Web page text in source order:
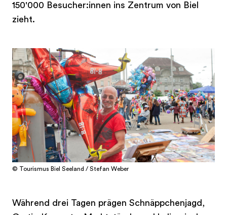
150'000 Besucher:innen ins Zentrum von Biel
zieht.
© Tourismus Biel Seeland / Stefan Weber
Während drei Tagen prägen Schnäppchenjagd,